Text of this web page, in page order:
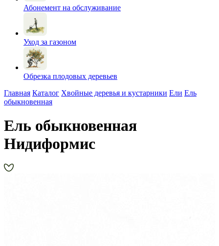
Абонемент на обслуживание
Уход за газоном
Обрезка плодовых деревьев
Главная Каталог Хвойные деревья и кустарники Ели Ель
обыкновенная
Ель обыкновенная
Нидиформис